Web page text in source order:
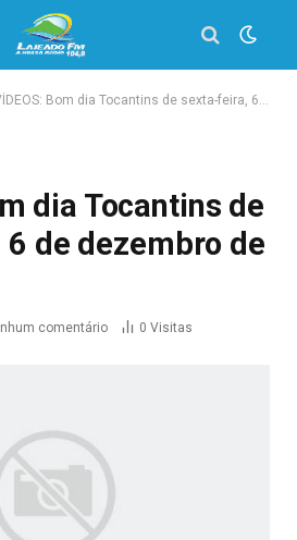
Bom dia Tocantins de sexta-feira, 6 de dezembro de 2024
dia Tocantins de
de dezembro de
comentário 0 Visitas